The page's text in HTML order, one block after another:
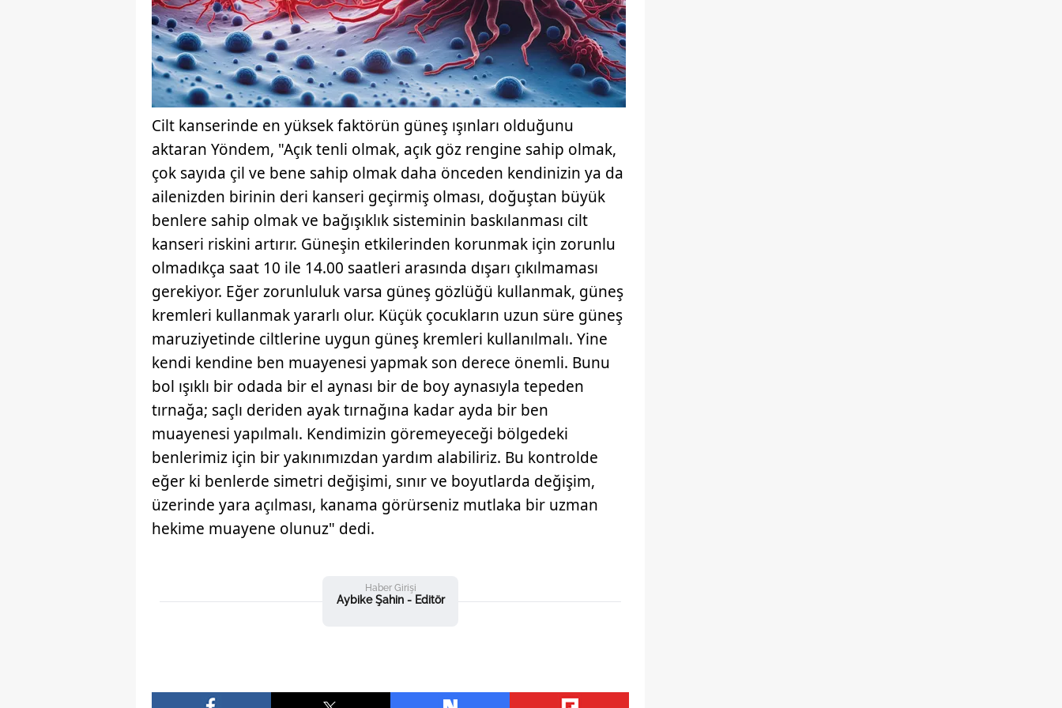
mevzuata uygun olarak kullanılan çerezlerle ilgili bilgi almak için lütfentıklayınız
Cilt kanserinde en yüksek faktörün güneş ışınları olduğunu
aktaran Yöndem, "Açık tenli olmak, açık göz rengine sahip olmak,
çok sayıda çil ve bene sahip olmak daha önceden kendinizin ya da
ailenizden birinin deri kanseri geçirmiş olması, doğuştan büyük
benlere sahip olmak ve bağışıklık sisteminin baskılanması cilt
kanseri riskini artırır. Güneşin etkilerinden korunmak için zorunlu
olmadıkça saat 10 ile 14.00 saatleri arasında dışarı çıkılmaması
gerekiyor. Eğer zorunluluk varsa güneş gözlüğü kullanmak, güneş
kremleri kullanmak yararlı olur. Küçük çocukların uzun süre güneş
maruziyetinde ciltlerine uygun güneş kremleri kullanılmalı. Yine
kendi kendine ben muayenesi yapmak son derece önemli. Bunu
bol ışıklı bir odada bir el aynası bir de boy aynasıyla tepeden
tırnağa; saçlı deriden ayak tırnağına kadar ayda bir ben
muayenesi yapılmalı. Kendimizin göremeyeceği bölgedeki
benlerimiz için bir yakınımızdan yardım alabiliriz. Bu kontrolde
eğer ki benlerde simetri değişimi, sınır ve boyutlarda değişim,
üzerinde yara açılması, kanama görürseniz mutlaka bir uzman
hekime muayene olunuz" dedi.
Haber Girişi
Aybike Şahin - Editör